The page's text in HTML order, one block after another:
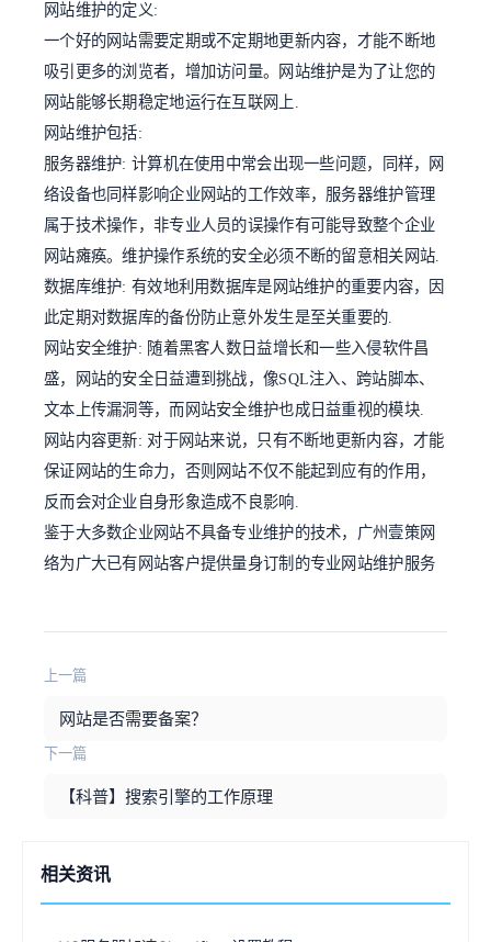
网站维护的定义:
一个好的网站需要定期或不定期地更新内容，才能不断地
吸引更多的浏览者，增加访问量。网站维护是为了让您的
网站能够长期稳定地运行在互联网上.
网站维护包括:
服务器维护: 计算机在使用中常会出现一些问题，同样，网
络设备也同样影响企业网站的工作效率，服务器维护管理
属于技术操作，非专业人员的误操作有可能导致整个企业
网站瘫痪。维护操作系统的安全必须不断的留意相关网站.
数据库维护: 有效地利用数据库是网站维护的重要内容，因
此定期对数据库的备份防止意外发生是至关重要的.
网站安全维护: 随着黑客人数日益增长和一些入侵软件昌
盛，网站的安全日益遭到挑战，像SQL注入、跨站脚本、
文本上传漏洞等，而网站安全维护也成日益重视的模块.
网站内容更新: 对于网站来说，只有不断地更新内容，才能
保证网站的生命力，否则网站不仅不能起到应有的作用，
反而会对企业自身形象造成不良影响.
鉴于大多数企业网站不具备专业维护的技术，广州壹策网
络为广大已有网站客户提供量身订制的专业网站维护服务
上一篇
网站是否需要备案？
下一篇
【科普】搜索引擎的工作原理
相关资讯